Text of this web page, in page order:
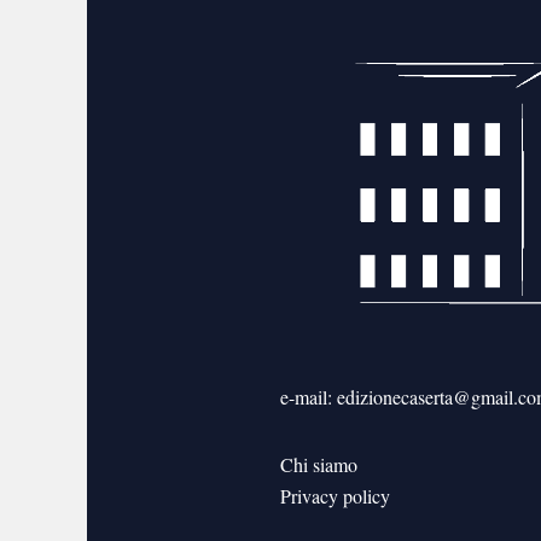
e-mail:
Chi siamo
Privacy policy